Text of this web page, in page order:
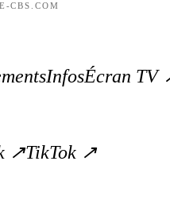
CBS.COM
InfosÉcran TV
↗TikTok ↗